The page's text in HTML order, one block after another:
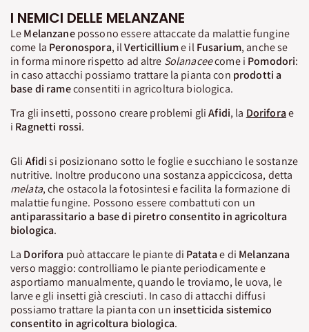
I NEMICI DELLE MELANZANE
LeMelanzanepossono essere attaccate da malattie fungine
come la Peronospora, ilVerticilliume ilFusarium, anche se
in forma minore rispetto ad altre Solanaceecome i Pomodori:
in caso attacchi possiamo trattare la pianta con prodotti a
base di rameconsentiti in agricoltura biologica.
Tra gli insetti, possono creare problemi gliAfidi, la Doriforae
i Ragnetti rossi.
Gli Afidisi posizionano sotto le foglie e succhiano le sostanze
nutritive. Inoltre producono una sostanza appiccicosa, detta
melata, che ostacola la fotosintesi e facilita la formazione di
malattie fungine. Possono essere combattuti con un
antiparassitario a base di piretro consentito in agricoltura
biologica.
La Dorifora può attaccare le piante di Patatae di Melanzana
verso maggio: controlliamo le piante periodicamente e
asportiamo manualmente, quando le troviamo, le uova, le
larve e gli insetti già cresciuti. In caso di attacchi diffusi
possiamo trattare la pianta con un insetticida sistemico
consentito in agricoltura biologica.